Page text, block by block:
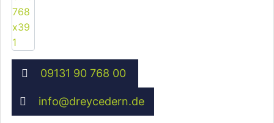
09131 90 768 00
info@dreycedern.de